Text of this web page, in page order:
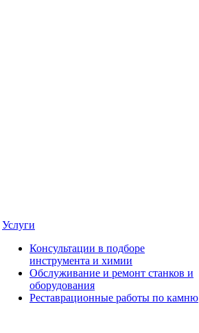
Услуги
Консультации в подборе
инструмента и химии
Обслуживание и ремонт станков и
оборудования
Реставрационные работы по камню